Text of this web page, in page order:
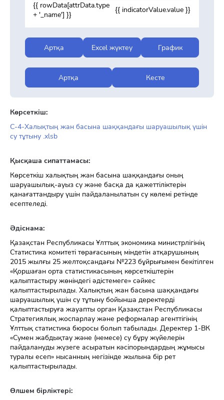
{{ rowData[attrData.type
+ '_name'] }}
{{ indicatorValue.value }}
Артқа Excel жүктеу График
Артқа Кесте
Көрсеткіш:
C-4-Халықтың жан басына шаққандағы шаруашылық үшін
су тұтыну .xlsb
Қысқаша сипаттамасы:
Көрсеткіш халықтың жан басына шаққандағы оның
шаруашылық-ауыз су және басқа да қажеттіліктерін
қанағаттандыру үшін пайдаланылатын су көлемі ретінде
есептеледі.
Әдіснама:
Қазақстан Республикасы Ұлттық экономика министрлігінің
Статистика комитеті төрағасының міндетін атқарушының
2015 жылғы 25 желтоқсандағы №223 бұйрығымен бекітілген
«Қоршаған орта статистикасының көрсеткіштерін
қалыптастыру жөніндегі әдістемеге» сәйкес
қалыптастырылады. Халықтың жан басына шаққандағы
шаруашылық үшін су тұтыну бойынша деректерді
қалыптастыруға жауапты орган Қазақстан Республикасы
Стратегиялық жоспарлау және реформалар агенттігінің
Ұлттық статистика бюросы болып табылады. Деректер 1-ВК
«Сумен жабдықтау және (немесе) су бұру жүйелерін
пайдалануды жүзеге асыратын кәсіпорындардың жұмысы
туралы есеп» нысанның негізінде жылына бір рет
қалыптастырылады.
Өлшем бірліктері: